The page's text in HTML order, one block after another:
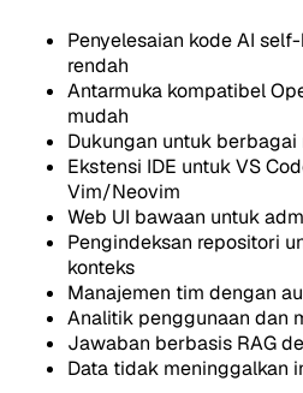
Penyelesaian kode AI
rendah
Antarmuka kompatibel
mudah
Dukungan untuk
Ekstensi IDE untuk VS
Vim/Neovim
Web UI bawaan untuk
Pengindeksan repositori
konteks
Manajemen tim dengan
Analitik penggunaan dan
Jawaban berbasis RAG
Data tidak meninggalkan